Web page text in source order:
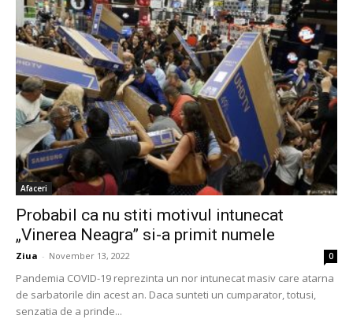
Afaceri
Probabil ca nu stiti motivul intunecat
„Vinerea Neagra” si-a primit numele
Ziua - November 13, 2022 0
Pandemia COVID-19 reprezinta un nor intunecat masiv care atarna
de sarbatorile din acest an. Daca sunteti un cumparator, totusi,
senzatia de a prinde...